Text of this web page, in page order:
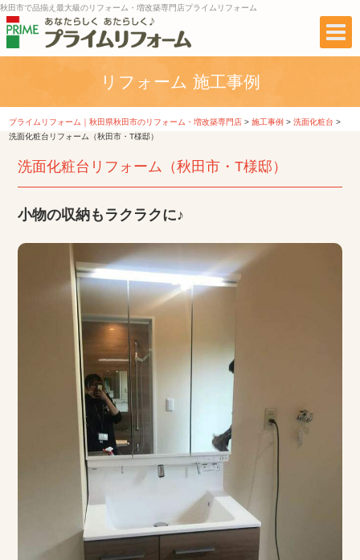
秋田市で品揃え最大級のリフォーム・増改築専門店プライムリフォーム
リフォーム 施工事例
プライムリフォーム｜秋田県秋田市のリフォーム・増改築専門店 >施工事例 >洗面化粧台 >
洗面化粧台リフォーム（秋田市・T様邸）
洗面化粧台リフォーム（秋田市・T様邸）
小物の収納もラクラクに♪